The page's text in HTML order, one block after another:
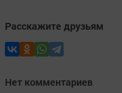
Расскажите друзьям
Нет комментариев